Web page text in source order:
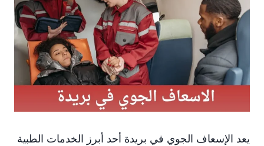
يعد الإسعاف الجوي في بريدة أحد أبرز الخدمات الطبية